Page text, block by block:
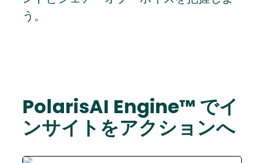
う。
PolarisAI Engine™ でイ
ンサイトをアクションへ